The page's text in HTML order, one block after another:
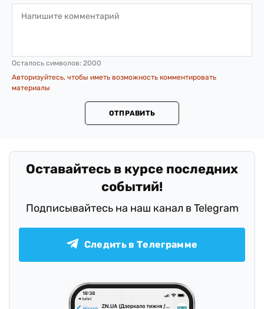
Осталось символов: 2000
Авторизуйтесь, чтобы иметь возможность комментировать
материалы
ОТПРАВИТЬ
Оставайтесь в курсе последних
событий!
Подписывайтесь на наш канал в Telegram
Следить в Телеграмме